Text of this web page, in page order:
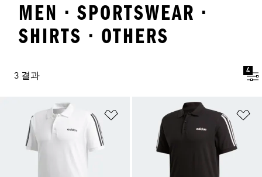
MEN · SPORTSWEAR ·
SHIRTS · OTHERS
3 결과
4
위시리스트 담기